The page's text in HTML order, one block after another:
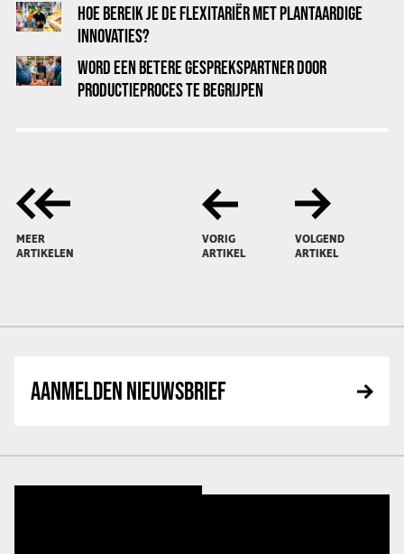
HOE BEREIK JE DE FLEXITARIËR MET PLANTAARDIGE
INNOVATIES?
WORD EEN BETERE GESPREKSPARTNER DOOR
PRODUCTIEPROCES TE BEGRIJPEN
MEER
ARTIKELEN
VORIG
ARTIKEL
VOLGEND
ARTIKEL
AANMELDEN NIEUWSBRIEF